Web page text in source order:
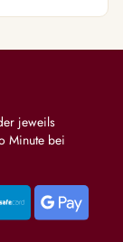
jeweils
Minute bei